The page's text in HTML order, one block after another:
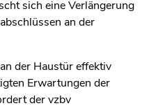
sich eine Verlängerung
an der
der Haustür effektiv
Erwartungen der
der vzbv